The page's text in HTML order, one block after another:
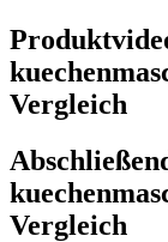
Vergleich
Vergleich